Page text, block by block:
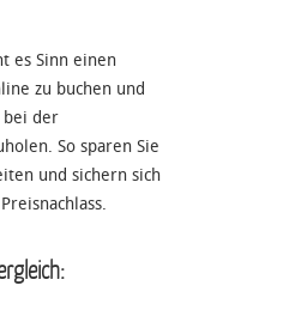
es Sinn einen
zu buchen und
bei der
So sparen Sie
und sichern sich